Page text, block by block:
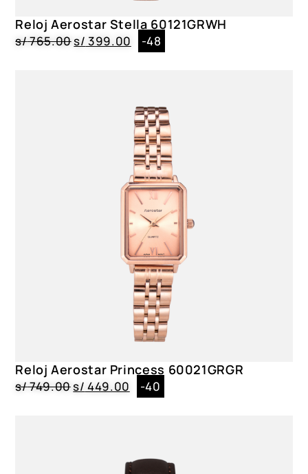
Género
Dama
Reloj Aerostar Stella 60121GRWH
s/765.00s/ 399.00 -48
Reloj Aerostar Princess 60021GRGR
s/749.00s/ 449.00 -40